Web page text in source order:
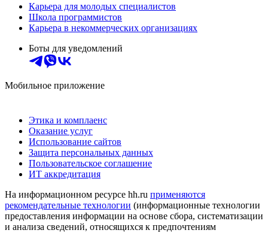
Карьера для молодых специалистов
Школа программистов
Карьера в некоммерческих организациях
Боты для уведомлений
Мобильное приложение
Этика и комплаенс
Оказание услуг
Использование сайтов
Защита персональных данных
Пользовательское соглашение
ИТ аккредитация
На информационном ресурсе hh.ru применяются
рекомендательные технологии (информационные технологии
предоставления информации на основе сбора, систематизации
и анализа сведений, относящихся к предпочтениям